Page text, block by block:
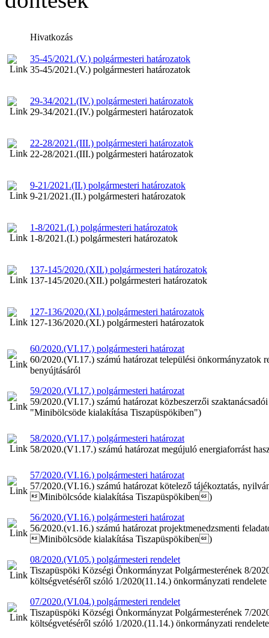
Hivatkozás
35-45/2021.(V.) polgármesteri határozatok
35-45/2021.(V.) polgármesteri határozatok
29-34/2021.(IV.) polgármesteri határozatok
29-34/2021.(IV.) polgármesteri határozatok
22-28/2021.(III.) polgármesteri határozatok
22-28/2021.(III.) polgármesteri határozatok
9-21/2021.(II.) polgármesteri határozatok
9-21/2021.(II.) polgármesteri határozatok
1-8/2021.(I.) polgármesteri határozatok
1-8/2021.(I.) polgármesteri határozatok
137-145/2020.(XII.) polgármesteri határozatok
137-145/2020.(XII.) polgármesteri határozatok
127-136/2020.(XI.) polgármesteri határozatok
127-136/2020.(XI.) polgármesteri határozatok
60/2020.(VI.17.) polgármesteri határozat
60/2020.(VI.17.) számú határozat települési önkormányzatok
benyújtásáról
59/2020.(VI.17.) polgármesteri határozat
59/2020.(VI.17.) számú határozat közbeszerzői
"Minibölcsöde kialakítása Tiszapüspökiben")
58/2020.(VI.17.) polgármesteri határozat
58/2020.(V1.17.) számú határozat megújuló energiaforrást
57/2020.(VI.16.) polgármesteri határozat
57/2020.(VI.16.) számú határozat kötelező tájékoztatás,
Minibölcsóde kialakítása Tiszapüspökiben)
56/2020.(VI.16.) polgármesteri határozat
56/2020.(v1.16.) számú határozat projektmenedzsmenti
Minibölcsöde kialakítása Tiszapüspökiben)
08/2020.(VI.05.) polgármesteri rendelet
Tiszapüspöki Községi Önkormányzat Polgármesterének 8/
költségvetéséről szóló 1/2020(11.14.) önkormányzati rendelete
07/2020.(VI.04.) polgármesteri rendelet
Tiszapüspöki Községi Önkormányzat Polgármesterének 7/
költségvetéséről szóló 1/2020.(11.14.) önkormányzati